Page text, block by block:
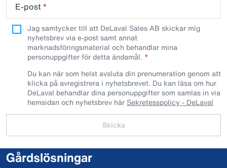
E-post*
Jag samtycker till att DeLaval Sales AB skickar mig
nyhetsbrev via e-post samt annat
marknadsföringsmaterial och behandlar mina
personuppgifter för detta ändamål.
Du kan när som helst avsluta din prenumeration genom att
klicka på avregistrera i nyhetsbrevet. Du kan läsa om hur
DeLaval behandlar dina personuppgifter som samlas in via
hemsidan och nyhetsbrev här Sekretesspolicy - DeLaval
Skicka
Gårdslösningar